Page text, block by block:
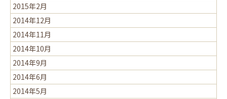
2015年2月
2014年12月
2014年11月
2014年10月
2014年9月
2014年6月
2014年5月